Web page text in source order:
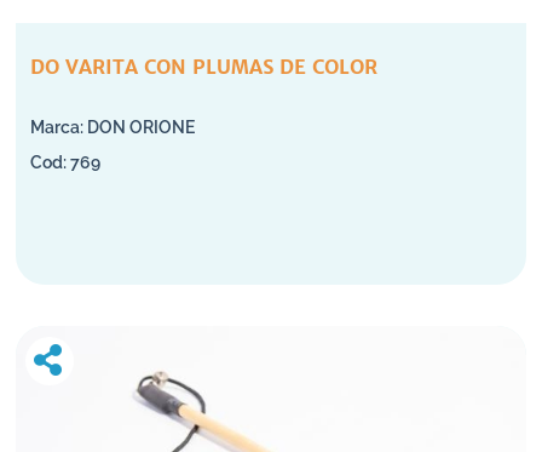
DO VARITA CON PLUMAS DE COLOR
DON ORIONE
769